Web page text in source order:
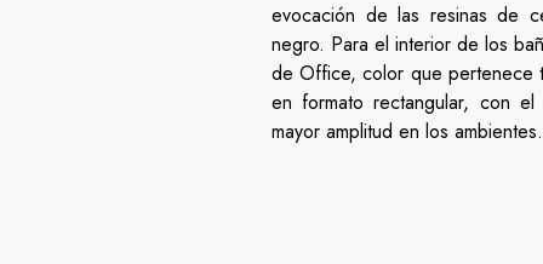
evocación de las resinas de
negro. Para el interior de los
de Office, color que pertenece
en formato rectangular, con
mayor amplitud en los ambientes.